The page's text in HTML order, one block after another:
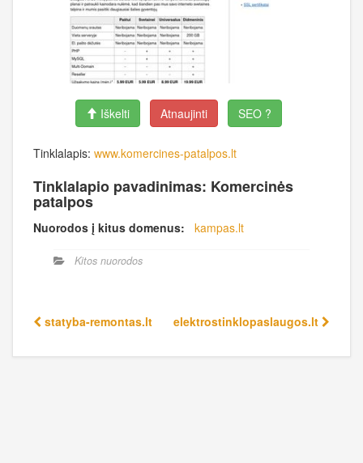
Iškelti Atnaujinti SEO ?
Tinklalapis: www.komercines-patalpos.lt
Tinklalapio pavadinimas: Komercinės
patalpos
Nuorodos į kitus domenus: kampas.lt
Kitos nuorodos
statyba-remontas.lt elektrostinklopaslaugos.lt